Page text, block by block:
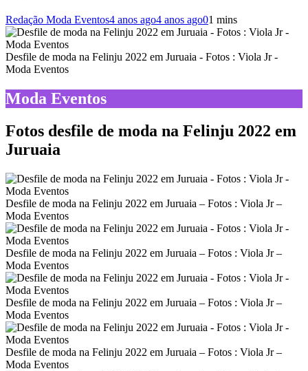
Redação Moda Eventos4 anos ago4 anos ago01 mins
Desfile de moda na Felinju 2022 em Juruaia - Fotos : Viola Jr -
Moda Eventos
Moda Eventos
Fotos desfile de moda na Felinju 2022 em
Juruaia
Desfile de moda na Felinju 2022 em Juruaia – Fotos : Viola Jr –
Moda Eventos
Desfile de moda na Felinju 2022 em Juruaia – Fotos : Viola Jr –
Moda Eventos
Desfile de moda na Felinju 2022 em Juruaia – Fotos : Viola Jr –
Moda Eventos
Desfile de moda na Felinju 2022 em Juruaia – Fotos : Viola Jr –
Moda Eventos